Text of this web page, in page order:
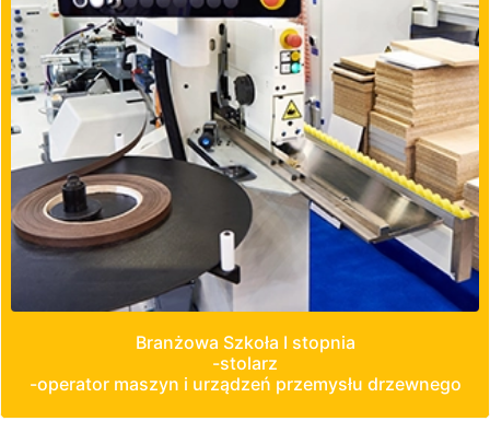
Branżowa Szkoła I stopnia
-stolarz
-operator maszyn i urządzeń przemysłu drzewnego